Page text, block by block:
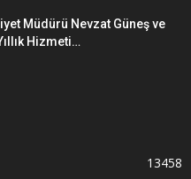
Müdürü Nevzat Güneş ve
Hizmeti…
13458